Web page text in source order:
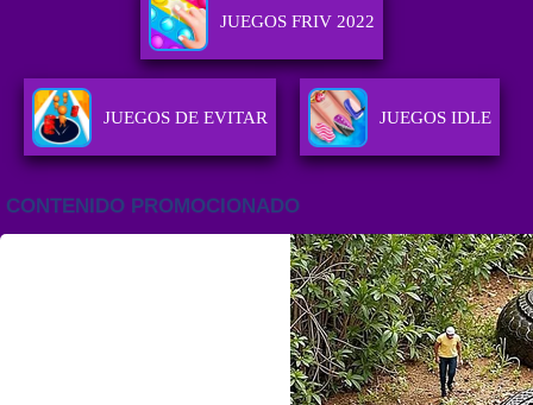
JUEGOS FRIV 2022
JUEGOS DE EVITAR JUEGOS IDLE